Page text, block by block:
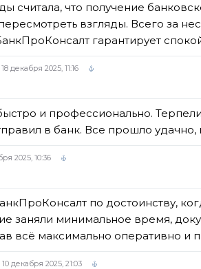
считала, что получение
взгляды. Всего за
гарантирует
18 декабря 2025, 11:16
и профессионально.
в банк. Все прошло
2025, 10:36
по достоинству,
заняли минимальное время,
всё максимально оперативно и
10 декабря 2025, 21:03